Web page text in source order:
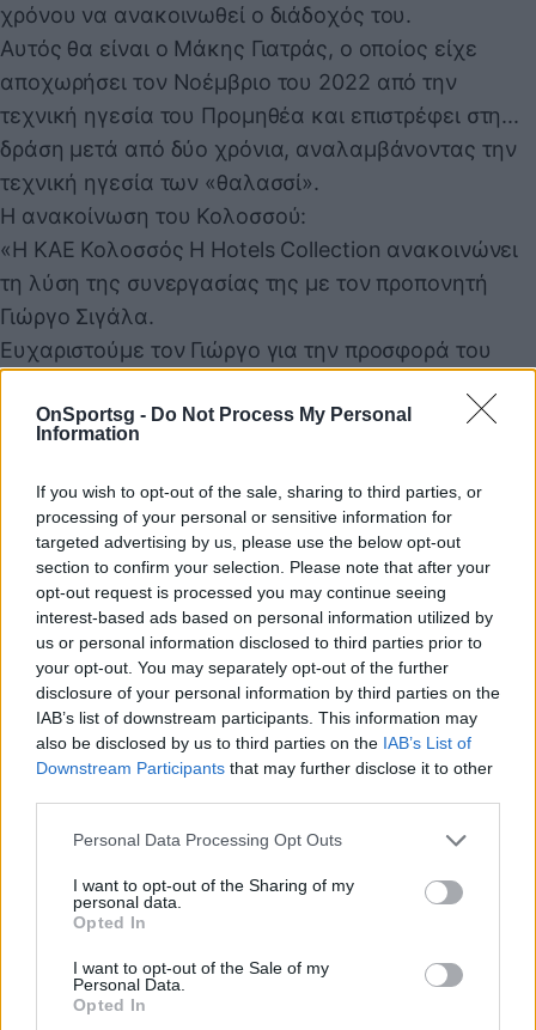
OnSportsg - Do Not Process My Personal
Information
If you wish to opt-out of the sale, sharing to third parties, or
processing of your personal or sensitive information for
targeted advertising by us, please use the below opt-out
section to confirm your selection. Please note that after your
opt-out request is processed you may continue seeing
interest-based ads based on personal information utilized by
us or personal information disclosed to third parties prior to
your opt-out. You may separately opt-out of the further
disclosure of your personal information by third parties on the
IAB’s list of downstream participants. This information may
also be disclosed by us to third parties on the IAB’s List of
Downstream Participants that may further disclose it to other
Personal Data Processing Opt Outs
I want to opt-out of the Sharing of my
personal data.
Opted In
I want to opt-out of the Sale of my
Personal Data.
Opted In
χρόνου να ανακοινωθεί ο διάδοχός του.
Αυτός θα είναι ο Μάκης Γιατράς, ο οποίος είχε
αποχωρήσει τον Νοέμβριο του 2022 από την
τεχνική ηγεσία του Προμηθέα και επιστρέφει στη...
δράση μετά από δύο χρόνια, αναλαμβάνοντας την
τεχνική ηγεσία των «θαλασσί».
Η ανακοίνωση του Κολοσσού:
«Η ΚΑΕ Κολοσσός H Hotels Collection ανακοινώνει
τη λύση της συνεργασίας της με τον προπονητή
Γιώργο Σιγάλα.
Ευχαριστούμε τον Γιώργο για την προσφορά του
επιτυχία στα επόμενα βήματα της καριέρας του.
Παιχνίδι από παντού στη Novibet με το
νέο Mobile App
COMMENTS
Συνδεθείτε για να σχολιάσετε
LATEST NEWS
ΕΠΙΚΑΙΡΟΤΗΤΑ